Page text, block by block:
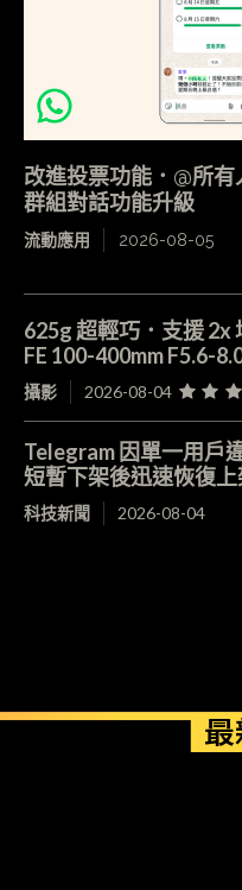
改進投票功能．@所
群組對話功能升級
流動應用 2026-08-05
625g 超輕巧．支援
FE 100-400mm F5.6-
攝影 2026-08-04
Telegram 因單一用戶
短暫下架後迅速恢復上
科技新聞 2026-08-04